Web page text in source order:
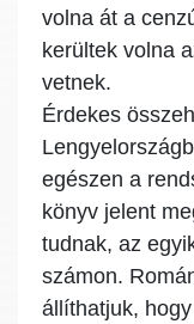
volna át a
kerültek volna
vetnek.
Érdekes
egészen a
könyv jelent
tudnak, az
számon.
állíthatjuk,